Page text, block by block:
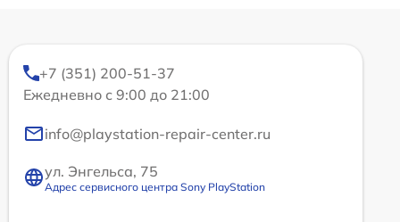
+7 (351) 200-51-37
Ежедневно с 9:00 до 21:00
info@playstation-repair-center.ru
ул. Энгельса, 75
Адрес сервисного центра Sony PlayStation